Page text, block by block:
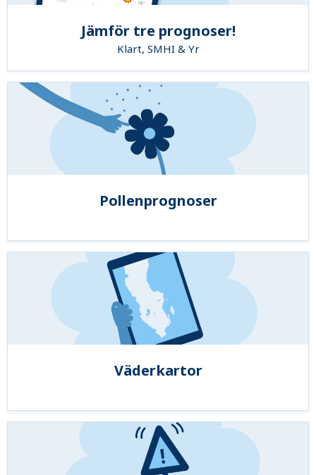
Jämför tre prognoser!
Klart, SMHI & Yr
Pollenprognoser
Väderkartor